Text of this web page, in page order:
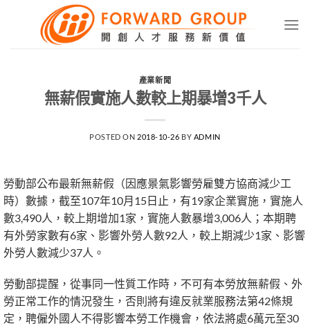
產業新聞
無薪假實施人數較上期暴增3千人
POSTED ON 2018-10-26 BY ADMIN
勞動部公布最新無薪假（因應景氣影響勞雇雙方協商減少工
時）數據，截至107年10月15日止，有19家企業實施，實施人
數3,490人，較上期增加1家，實施人數暴增3,006人；本期聘
有外勞家數有6家、影響外勞人數92人，較上期減少1家、影響
外勞人數減少37人。
勞動部提醒，從事同一性質工作時，不可有本勞放無薪假、外
勞正常工作的情況發生，否則將有違反就業服務法第42條規
定，聘僱外國人不得影響本勞工作機會，依法將處6萬元至30